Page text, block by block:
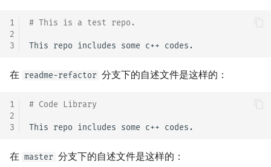
1
2
3
# This is a test repo.
在 readme-refactor 分支下的自述文件是这样的：
1
2
3
# Code Library
在 master 分支下的自述文件是这样的：